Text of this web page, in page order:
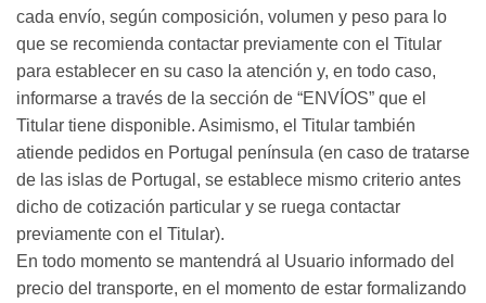
cada envío, según composición, volumen y peso para lo
que se recomienda contactar previamente con el Titular
para establecer en su caso la atención y, en todo caso,
informarse a través de la sección de “ENVÍOS” que el
Titular tiene disponible. Asimismo, el Titular también
atiende pedidos en Portugal península (en caso de tratarse
de las islas de Portugal, se establece mismo criterio antes
dicho de cotización particular y se ruega contactar
previamente con el Titular).
En todo momento se mantendrá al Usuario informado del
precio del transporte, en el momento de estar formalizando